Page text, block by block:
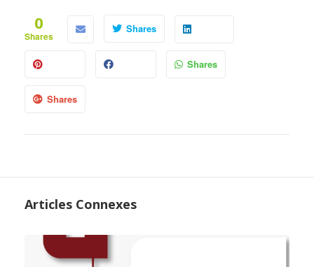
0
Shares
Shares
Shares
Shares
Articles Connexes